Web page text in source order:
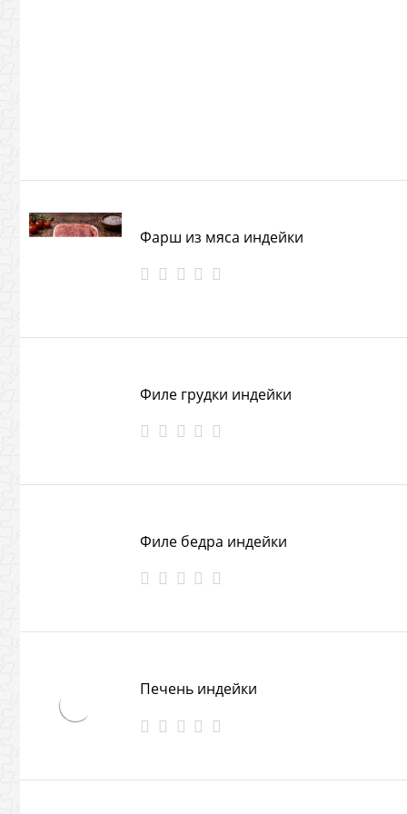
Фарш из мяса индейки
Филе грудки индейки
Филе бедра индейки
Печень индейки